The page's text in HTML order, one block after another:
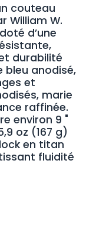
couteau
William W.
d’une
durabilité
bleu anodisé,
et
marie
raffinée.
environ 9 "
oz (167 g)
en titan
fluidité